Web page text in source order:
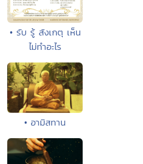
• รับ รู้ สังเกตุ เห็น
ไม่ทำอะไร
• อามิสทาน